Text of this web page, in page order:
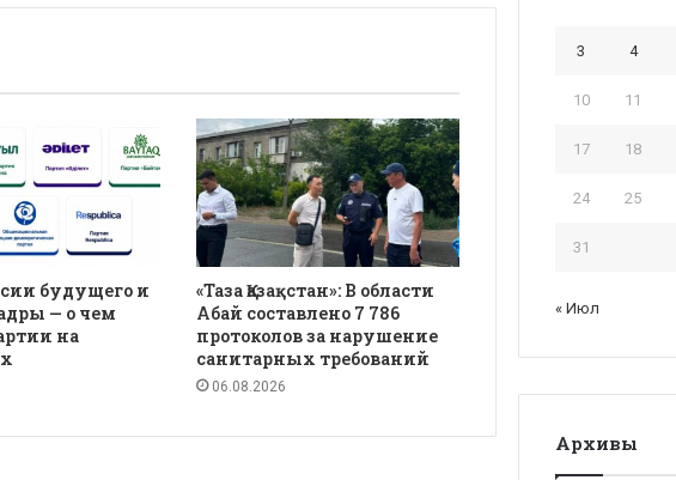
будущего и
— о чем
на
«Таза Қазақстан»: В области
Абай составлено 7 786
протоколов за нарушение
санитарных требований
06.08.2026
3 4
10 11
17 18
24 25
31
« Июл
Архивы